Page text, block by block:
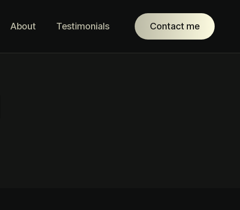
About Testimonials Contact me